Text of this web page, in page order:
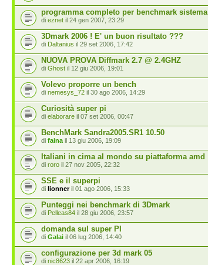
programma completo per benchmark sistema
di eznet il 24 gen 2007, 23:29
3Dmark 2006 ! E' un buon risultato ???
di Daltanius il 29 set 2006, 17:42
NUOVA PROVA Diffmark 2.7 @ 2.4GHZ
di Ghost il 12 giu 2006, 19:01
Volevo proporre un bench
di nemesys_72 il 30 ago 2006, 14:29
Curiosità super pi
di elaborare il 07 set 2006, 00:47
BenchMark Sandra2005.SR1 10.50
di faina il 13 giu 2006, 19:09
Italiani in cima al mondo su piattaforma amd
di roro il 27 nov 2005, 22:32
SSE e il superpi
di lionneril 01 ago 2006, 15:33
Punteggi nei benchmark di 3Dmark
di Pelleas84 il 28 giu 2006, 23:57
domanda sul super PI
di Galai il 06 lug 2006, 14:40
configurazione per 3d mark 05
di nic8623 il 22 apr 2006, 16:19